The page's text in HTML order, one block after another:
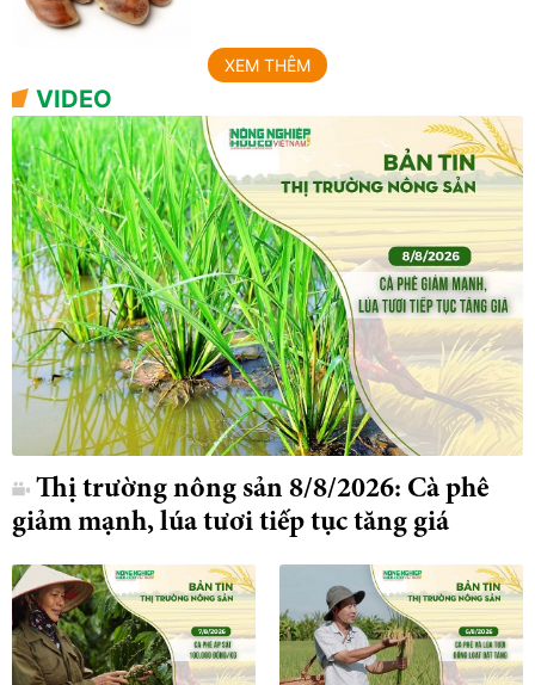
XEM THÊM
VIDEO
Thị trường nông sản 8/8/2026: Cà phê
giảm mạnh, lúa tươi tiếp tục tăng giá